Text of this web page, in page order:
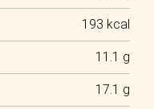
193 kcal
11.1 g
17.1 g